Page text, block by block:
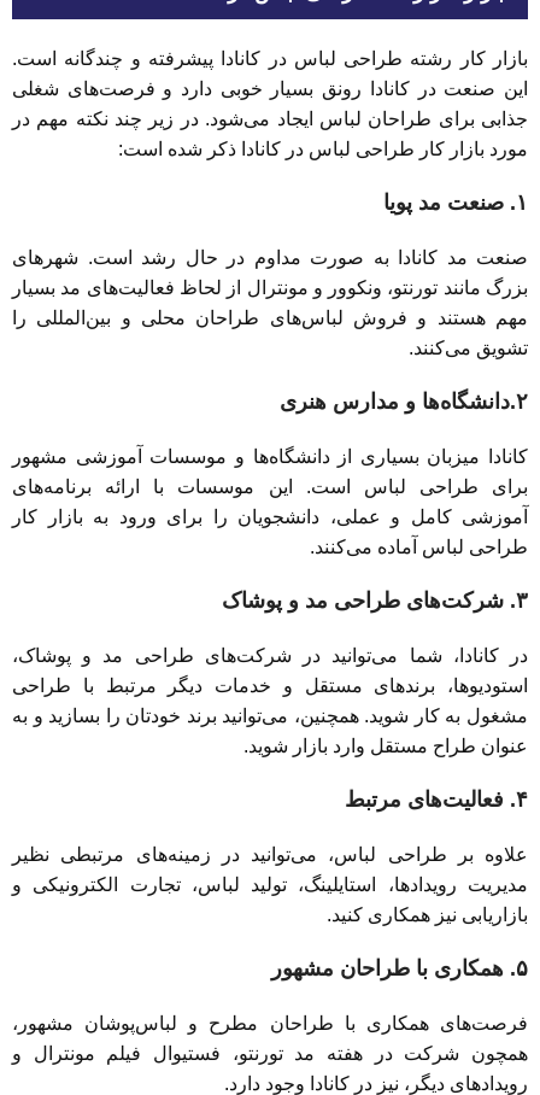
بازار کار رشته طراحی لباس در کانادا پیشرفته و چندگانه است.
این صنعت در کانادا رونق بسیار خوبی دارد و فرصت‌های شغلی
جذابی برای طراحان لباس ایجاد می‌شود. در زیر چند نکته مهم در
مورد بازار کار طراحی لباس در کانادا ذکر شده است:
۱. صنعت مد پویا
صنعت مد کانادا به صورت مداوم در حال رشد است. شهرهای
بزرگ مانند تورنتو، ونکوور و مونترال از لحاظ فعالیت‌های مد بسیار
مهم هستند و فروش لباس‌های طراحان محلی و بین‌المللی را
تشویق می‌کنند.
۲.دانشگاه‌ها و مدارس هنری
کانادا میزبان بسیاری از دانشگاه‌ها و موسسات آموزشی مشهور
برای طراحی لباس است. این موسسات با ارائه برنامه‌های
آموزشی کامل و عملی، دانشجویان را برای ورود به بازار کار
طراحی لباس آماده می‌کنند.
۳. شرکت‌های طراحی مد و پوشاک
در کانادا، شما می‌توانید در شرکت‌های طراحی مد و پوشاک،
استودیوها، برندهای مستقل و خدمات دیگر مرتبط با طراحی
مشغول به کار شوید. همچنین، می‌توانید برند خودتان را بسازید و به
عنوان طراح مستقل وارد بازار شوید.
۴. فعالیت‌های مرتبط
علاوه بر طراحی لباس، می‌توانید در زمینه‌های مرتبطی نظیر
مدیریت رویدادها، استایلینگ، تولید لباس، تجارت الکترونیکی و
بازاریابی نیز همکاری کنید.
۵. همکاری با طراحان مشهور
فرصت‌های همکاری با طراحان مطرح و لباس‌پوشان مشهور،
همچون شرکت در هفته مد تورنتو، فستیوال فیلم مونترال و
رویدادهای دیگر، نیز در کانادا وجود دارد.